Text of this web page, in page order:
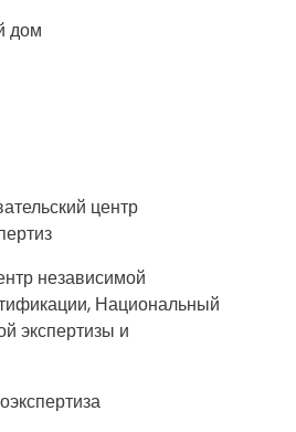
дом
центр
независимой
Национальный
экспертизы и